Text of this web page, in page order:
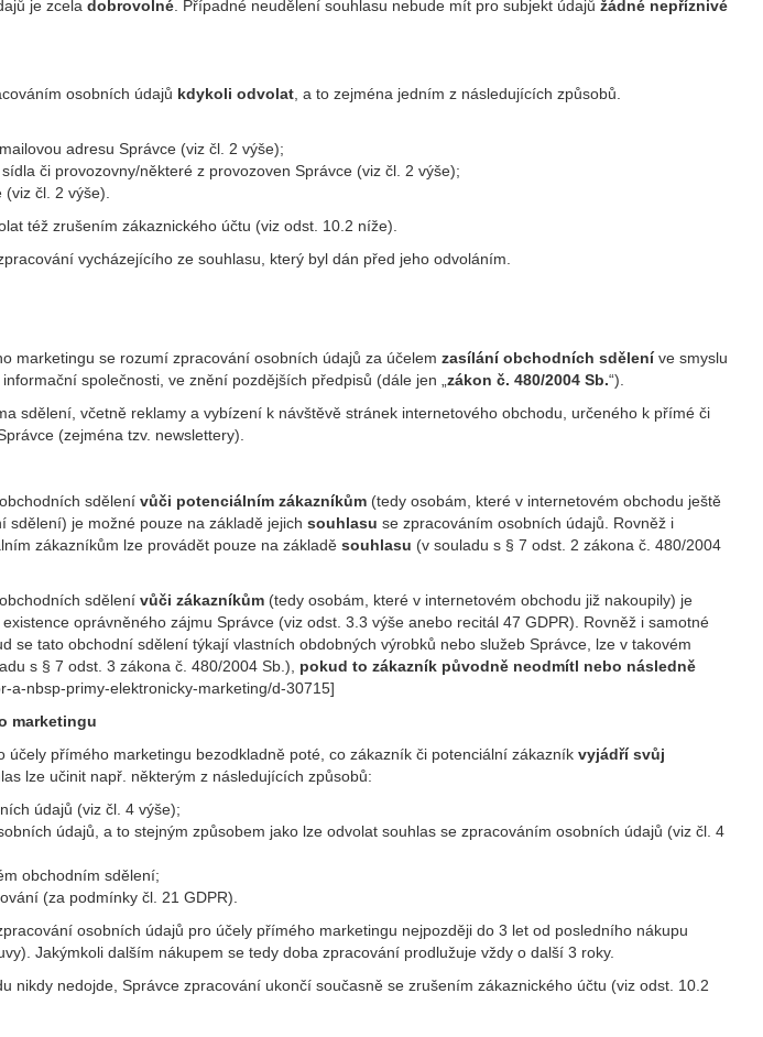
je zcela dobrovolné. Případné neudělení souhlasu nebude mít pro subjekt údajů žádné nepříznivé
osobních údajů kdykoli odvolat, a to zejména jedním z následujících způsobů.
adresu Správce (viz čl. 2 výše);
či provozovny/některé z provozoven Správce (viz čl. 2 výše);
čl. 2 výše).
též zrušením zákaznického účtu (viz odst. 10.2 níže).
vycházejícího ze souhlasu, který byl dán před jeho odvoláním.
marketingu se rozumí zpracování osobních údajů za účelem zasílání obchodních sděleníve smyslu
společnosti, ve znění pozdějších předpisů (dále jen „ zákon č. 480/2004 Sb.“).
sdělení, včetně reklamy a vybízení k návštěvě stránek internetového obchodu, určeného k přímé či
(zejména tzv. newslettery).
sdělení vůči potenciálním zákazníkům (tedy osobám, které v internetovém obchodu ještě
sdělení) je možné pouze na základě jejich souhlasu se zpracováním osobních údajů. Rovněž i
zákazníkům lze provádět pouze na základě souhlasu (v souladu s § 7 odst. 2 zákona č. 480/2004
sdělení vůči zákazníkům (tedy osobám, které v internetovém obchodu již nakoupily) je
existence oprávněného zájmu Správce (viz odst. 3.3 výše anebo recitál 47 GDPR). Rovněž i samotné
se tato obchodní sdělení týkají vlastních obdobných výrobků nebo služeb Správce, lze v takovém
s § 7 odst. 3 zákona č. 480/2004 Sb.), pokud to zákazník původně neodmítl nebo následně
a-nbsp-primy-elektronicky-marketing/d-30715]
marketingu
přímého marketingu bezodkladně poté, co zákazník či potenciální zákazník vyjádří svůj
lze učinit např. některým z následujících způsobů:
údajů (viz čl. 4 výše);
údajů, a to stejným způsobem jako lze odvolat souhlas se zpracováním osobních údajů (viz čl. 4
obchodním sdělení;
(za podmínky čl. 21 GDPR).
osobních údajů pro účely přímého marketingu nejpozději do 3 let od posledního nákupu
Jakýmkoli dalším nákupem se tedy doba zpracování prodlužuje vždy o další 3 roky.
nikdy nedojde, Správce zpracování ukončí současně se zrušením zákaznického účtu (viz odst. 10.2